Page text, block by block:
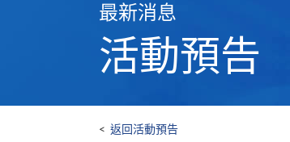
最新消息
活動預告
< 返回活動預告